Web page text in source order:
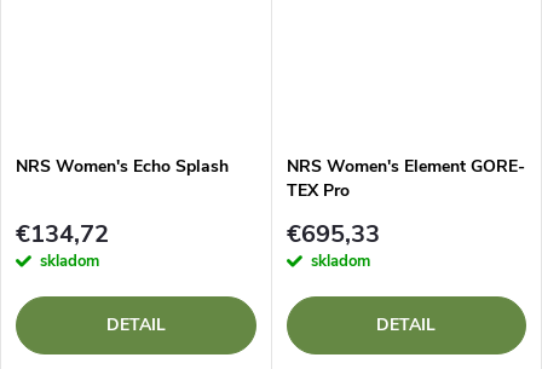
NRS Women's Echo Splash
€134,72
skladom
DETAIL
NRS Women's Element GORE-
TEX Pro
€695,33
skladom
DETAIL